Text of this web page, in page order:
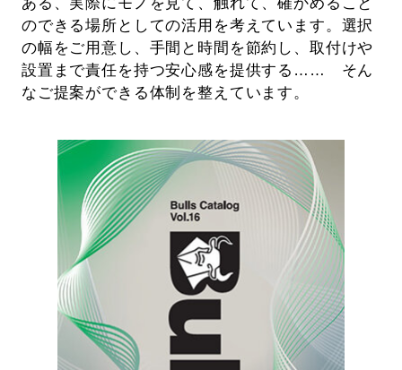
のできる場所としての活用を考えています。選択
の幅をご用意し、手間と時間を節約し、取付けや
設置まで責任を持つ安心感を提供する…… そん
なご提案ができる体制を整えています。